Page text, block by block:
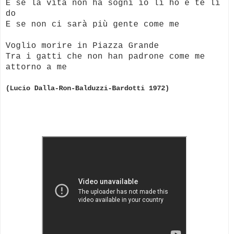
E se la vita non ha sogni io li ho e te li
do
E se non ci sarà più gente come me
Voglio morire in Piazza Grande
Tra i gatti che non han padrone come me
attorno a me
(Lucio Dalla-Ron-Balduzzi-Bardotti 1972)